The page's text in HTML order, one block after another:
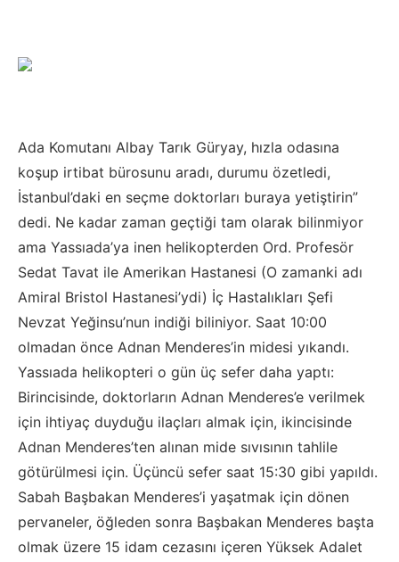
Ada Komutanı Albay Tarık Güryay, hızla odasına
koşup irtibat bürosunu aradı, durumu özetledi,
İstanbul’daki en seçme doktorları buraya yetiştirin”
dedi. Ne kadar zaman geçtiği tam olarak bilinmiyor
ama Yassıada’ya inen helikopterden Ord. Profesör
Sedat Tavat ile Amerikan Hastanesi (O zamanki adı
Amiral Bristol Hastanesi’ydi) İç Hastalıkları Şefi
Nevzat Yeğinsu’nun indiği biliniyor. Saat 10:00
olmadan önce Adnan Menderes’in midesi yıkandı.
Yassıada helikopteri o gün üç sefer daha yaptı:
Birincisinde, doktorların Adnan Menderes’e verilmek
için ihtiyaç duyduğu ilaçları almak için, ikincisinde
Adnan Menderes’ten alınan mide sıvısının tahlile
götürülmesi için. Üçüncü sefer saat 15:30 gibi yapıldı.
Sabah Başbakan Menderes’i yaşatmak için dönen
pervaneler, öğleden sonra Başbakan Menderes başta
olmak üzere 15 idam cezasını içeren Yüksek Adalet